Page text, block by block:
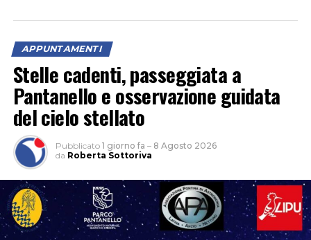
Ospiti della serata il regista Christian Marazziti e Marco
Giallini, che hanno incontrato il pubblico al termine
della proiezione, raccontando la realizzazione del film e
APPUNTAMENTI
Stelle cadenti, passeggiata a
Pantanello e osservazione guidata
del cielo stellato
Pubblicato 1 giorno fa – 8 Agosto 2026
da Roberta Sottoriva